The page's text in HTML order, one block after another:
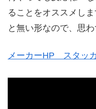
ることをオススメし
と無い形なので、思
メーカーHP スタッ